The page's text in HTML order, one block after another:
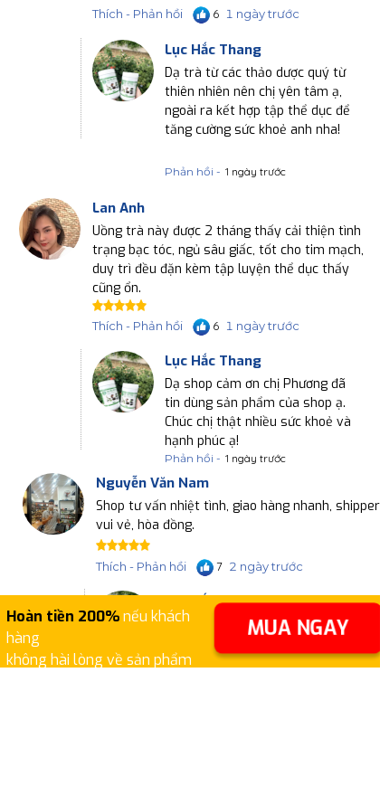
Thích - Phản hồi 1 ngày trước
6
Lục Hắc Thang
Dạ trà từ các thảo dược quý từ
thiên nhiên nên chị yên tâm ạ,
ngoài ra kết hợp tập thể dục để
tăng cường sức khoẻ anh nha!
Phản hồi - 1 ngày trước
Lan Anh
Uồng trà này được 2 tháng thấy cải thiện tình
trạng bạc tóc, ngủ sâu giấc, tốt cho tim mạch,
duy trì đều đặn kèm tập luyện thể dục thấy
cũng ổn.
Thích - Phản hồi 1 ngày trước
6
Lục Hắc Thang
Dạ shop cảm ơn chị Phương đã
tin dùng sản phẩm của shop ạ.
Chúc chị thật nhiều sức khoẻ và
hạnh phúc ạ!
Phản hồi - 1 ngày trước
Nguyễn Văn Nam
Shop tư vấn nhiệt tình, giao hàng nhanh, shipper
vui vẻ, hòa đồng.
Thích - Phản hồi 2 ngày trước
7
Lục Hắc Thang
Dạ anh kiểm tra tin nhắn em đã
nhắn cho anh rồi đó ạ!
Phản hồi -2 ngày trước
Hoàn tiền 200%nếu khách
hàng
không hài lòng về sản phẩm
MUA NGAY